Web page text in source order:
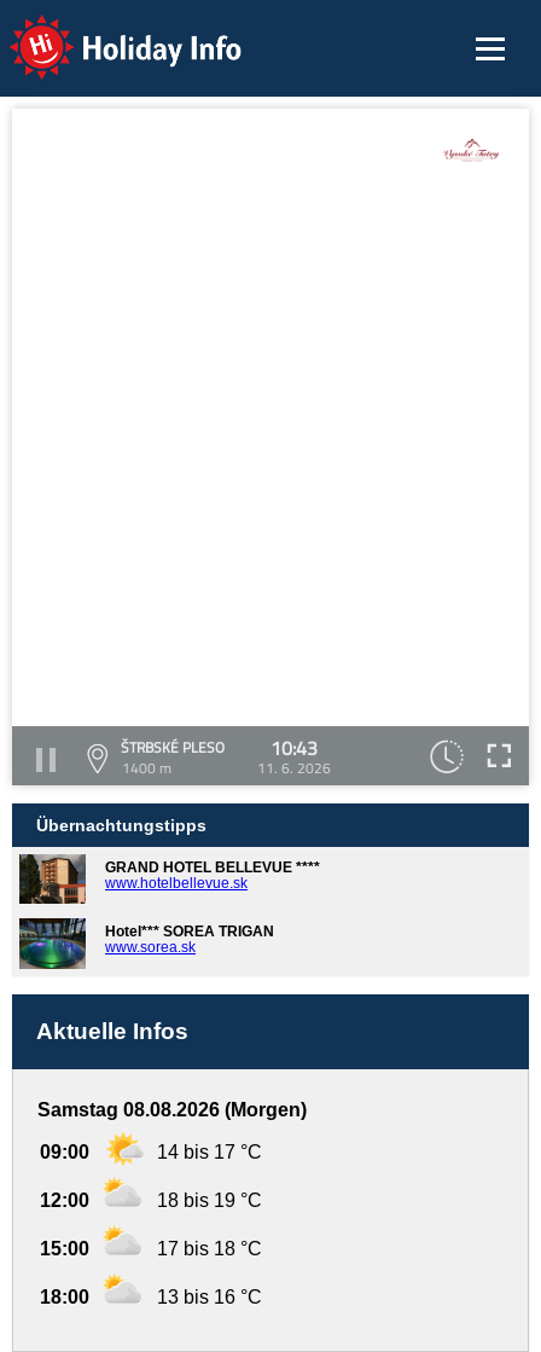
Holiday Info
ŠTRBSKÉ PLESO
1400 m
10:43
11. 6. 2026
Übernachtungstipps
GRAND HOTEL BELLEVUE ****
www.hotelbellevue.sk
Hotel*** SOREA TRIGAN
www.sorea.sk
Aktuelle Infos
Samstag 08.08.2026 (Morgen)
09:00 14 bis 17 °C
12:00 18 bis 19 °C
15:00 17 bis 18 °C
18:00 13 bis 16 °C